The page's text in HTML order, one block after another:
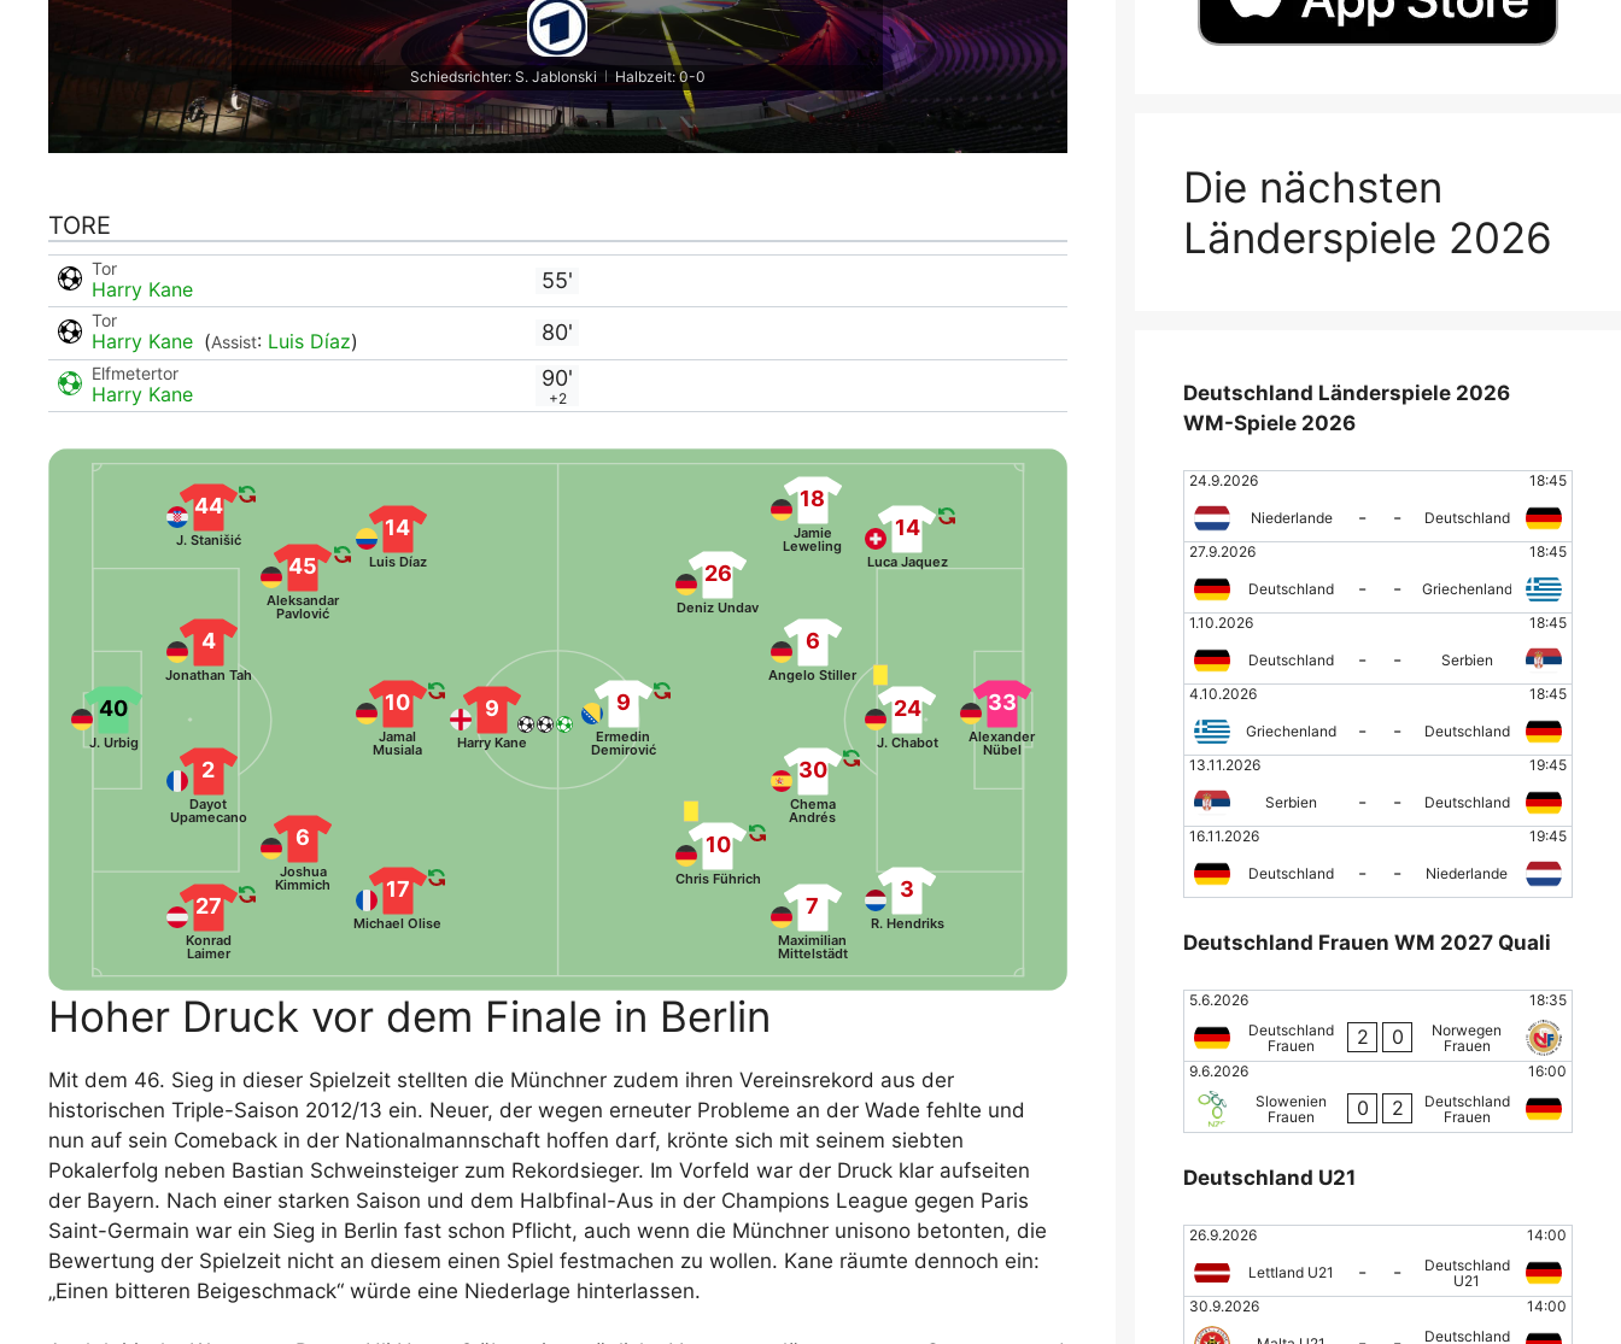
Schiedsrichter: S. Jablonski Halbzeit: 0-0
TORE
Tor
Harry Kane 55'
Tor
Harry Kane (Assist: Luis Díaz) 80'
Elfmetertor
Harry Kane
90'
+2
40
J. Urbig
44
J. Stanišić
4
Jonathan Tah
2
Dayot
Upamecano
27
Konrad
Laimer
45
Aleksandar
Pavlović
6
Joshua
Kimmich
14
Luis Díaz
10
Jamal
Musiala
17
Michael Olise
9
Harry Kane
33
Alexander
Nübel
3
R. Hendriks
24
J. Chabot
14
Luca Jaquez
7
Maximilian
Mittelstädt
30
Chema
Andrés
6
Angelo Stiller
18
Jamie
Leweling
10
Chris Führich
26
Deniz Undav
9
Ermedin
Demirović
Hoher Druck vor dem Finale in Berlin
Mit dem 46. Sieg in dieser Spielzeit stellten die Münchner zudem ihren Vereinsrekord aus der
historischen Triple-Saison 2012/13 ein. Neuer, der wegen erneuter Probleme an der Wade fehlte und
nun auf sein Comeback in der Nationalmannschaft hoffen darf, krönte sich mit seinem siebten
Pokalerfolg neben Bastian Schweinsteiger zum Rekordsieger. Im Vorfeld war der Druck klar aufseiten
der Bayern. Nach einer starken Saison und dem Halbfinal-Aus in der Champions League gegen Paris
Saint-Germain war ein Sieg in Berlin fast schon Pflicht, auch wenn die Münchner unisono betonten, die
Bewertung der Spielzeit nicht an diesem einen Spiel festmachen zu wollen. Kane räumte dennoch ein:
„Einen bitteren Beigeschmack“ würde eine Niederlage hinterlassen.
Die nächsten
Länderspiele 2026
Deutschland Länderspiele 2026
WM-Spiele 2026
24.9.2026 18:45
Niederlande - -
Deutschland
27.9.2026
18:45
Deutschland - -
Griechenland
1.10.2026
18:45
Deutschland - -
Serbien
4.10.2026
18:45
Griechenland - -
Deutschland
13.11.2026
19:45
Serbien - -
Deutschland
16.11.2026
19:45
Deutschland - - Niederlande
Deutschland Frauen WM 2027 Quali
5.6.2026
18:35
Deutschland
Frauen
2 0
Norwegen
Frauen
9.6.2026
16:00
Slowenien
Frauen
0 2
Deutschland
Frauen
Deutschland U21
26.9.2026 14:00
Lettland U21 - -
Deutschland
U21
30.9.2026
14:00
Deutschland